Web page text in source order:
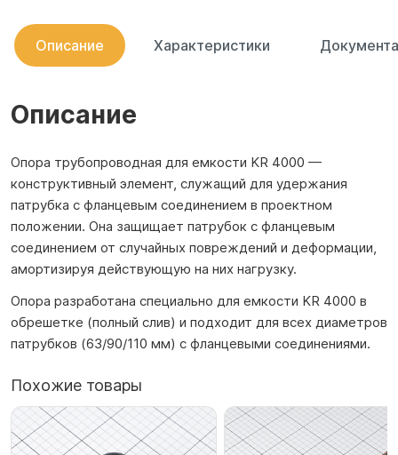
Описание Характеристики
Описание
Опора трубопроводная для емкости KR 4000 —
конструктивный элемент, служащий для удержания
патрубка с фланцевым соединением в проектном
положении. Она защищает патрубок с фланцевым
соединением от случайных повреждений и деформации,
амортизируя действующую на них нагрузку.
Опора разработана специально для емкости KR 4000 в
обрешетке (полный слив) и подходит для всех диаметров
патрубков (63/90/110 мм) с фланцевыми соединениями.
Похожие товары